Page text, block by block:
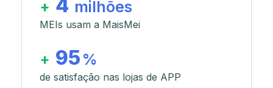
+ 4 milhões
MEIs usam a MaisMei
+ 95 %
de satisfação nas lojas de APP